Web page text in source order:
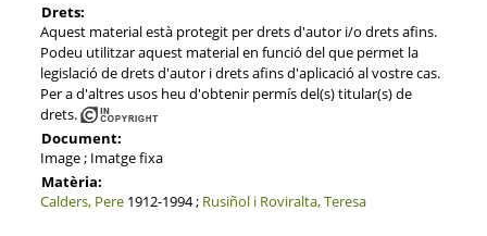
Drets:
Aquest material està protegit per drets d'autor i/o drets afins.
Podeu utilitzar aquest material en funció del que permet la
legislació de drets d'autor i drets afins d'aplicació al vostre cas.
Per a d'altres usos heu d'obtenir permís del(s) titular(s) de
drets.
Document:
Image ; Imatge fixa
Matèria:
Calders, Pere1912-1994 ; Rusiñol i Roviralta, Teresa